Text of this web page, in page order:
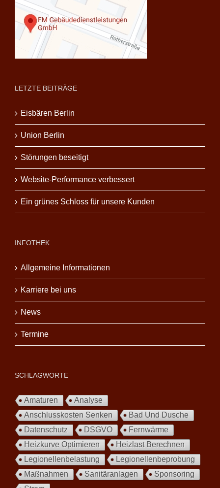
LETZTE BEITRÄGE
Eisbären Berlin
Union Berlin
Störungen beseitigt
Website-Performance verbessert
Ein grünes Schloss für unsere Kunden
INFOTHEK
Allgemeine Informationen
Karriere bei uns
News
Termine
SCHLAGWORTE
Amaturen
Analyse
Anschlusskosten Senken
Bad Und Dusche
Datenschutz
DSGVO
Fernwärme
Heizkurve Optimieren
Heizlast Berechnen
Legionellenbelastung
Legionellenbeprobung
Maßnahmen
Sanitäranlagen
Sponsoring